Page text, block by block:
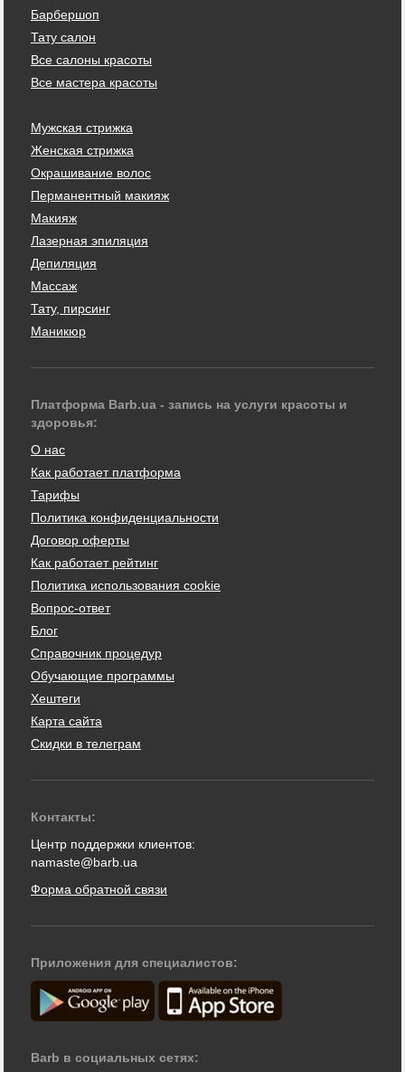
Барбершоп
Тату салон
Все салоны красоты
Все мастера красоты
Мужская стрижка
Женская стрижка
Окрашивание волос
Перманентный макияж
Макияж
Лазерная эпиляция
Депиляция
Массаж
Тату, пирсинг
Маникюр
Платформа Barb.ua - запись на услуги красоты и
здоровья:
О нас
Как работает платформа
Тарифы
Политика конфиденциальности
Договор оферты
Как работает рейтинг
Политика использования cookie
Вопрос-ответ
Блог
Справочник процедур
Обучающие программы
Хештеги
Карта сайта
Скидки в телеграм
Контакты:
Центр поддержки клиентов:
namaste@barb.ua
Форма обратной связи
Приложения для специалистов:
Barb в социальных сетях: